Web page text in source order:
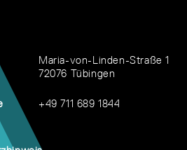
Maria-von-Linden-Straße 1
72076 Tübingen
+49 711 689 1844